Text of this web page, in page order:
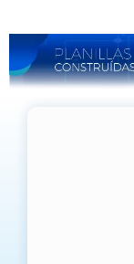
19 Oct, 2022